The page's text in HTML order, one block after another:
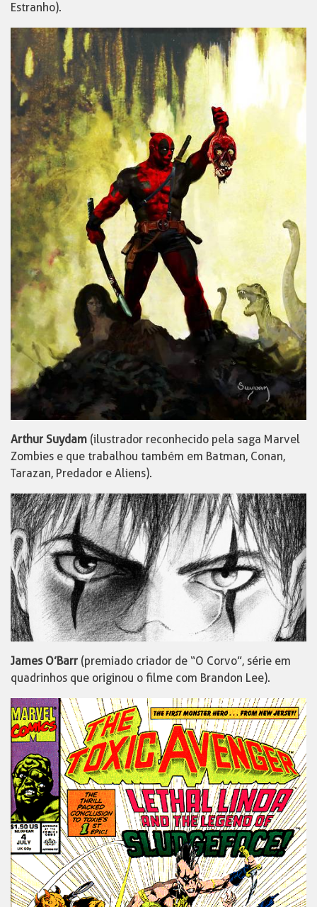
Estranho).
Arthur Suydam (ilustrador reconhecido pela saga Marvel
Zombies e que trabalhou também em Batman, Conan,
Tarazan, Predador e Aliens).
James O’Barr (premiado criador de “O Corvo”, série em
quadrinhos que originou o filme com Brandon Lee).